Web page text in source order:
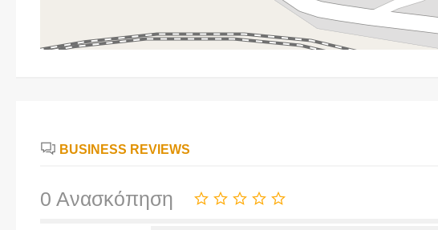
BUSINESS REVIEWS
0 Ανασκόπηση